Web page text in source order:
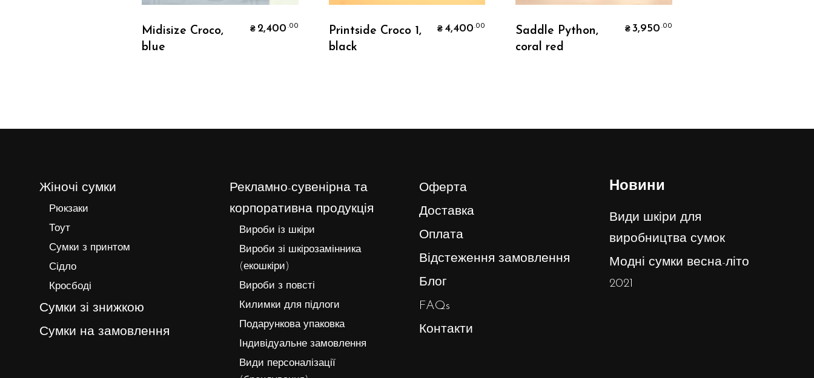
Midisize Croco,
blue
₴ 2,400 .00
Printside Croco 1,
black
₴ 4,400 .00
Saddle Python,
coral red
₴ 3,950 .00
Жіночі сумки
Рюкзаки
Тоут
Сумки з принтом
Сідло
Кросбоді
Сумки зі знижкою
Сумки на замовлення
Рекламно-сувенірна та
корпоративна продукція
Вироби із шкіри
Вироби зі шкірозамінника
(екошкіри)
Вироби з повсті
Килимки для підлоги
Подарункова упаковка
Індивідуальне замовлення
Види персоналізації
Оферта
Доставка
Оплата
Відстеження замовлення
Блог
FAQs
Контакти
Новини
Види шкіри для
виробництва сумок
Модні сумки весна-літо
2021